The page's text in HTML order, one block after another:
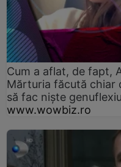
Cum a aflat, de fapt,
Mărturia făcută chiar
să fac niște
www.wowbiz.ro